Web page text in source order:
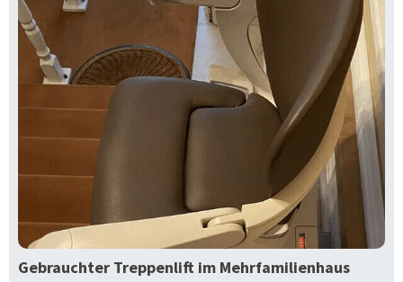
Gebrauchter Treppenlift im Mehrfamilienhaus